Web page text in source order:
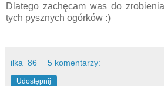
Dlatego zachęcam was do
tych pysznych ogórków :)
ilka_86 5 komentarzy:
Udostępnij